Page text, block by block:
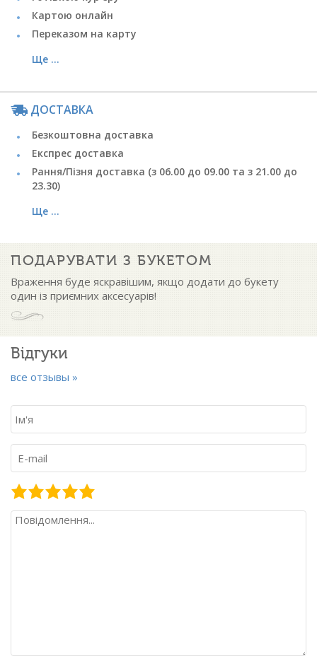
Картою онлайн
Переказом на карту
Ще ...
ДОСТАВКА
Безкоштовна доставка
Експрес доставка
Рання/Пізня доставка (з 06.00 до 09.00 та з 21.00 до
23.30)
Ще ...
ПОДАРУВАТИ З БУКЕТОМ
Враження буде яскравішим, якщо додати до букету
один із приємних аксесуарів!
Відгуки
все отзывы »